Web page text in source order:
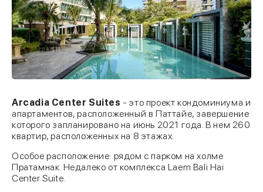
Arcadia Center Suites - это проект кондоминиума и
апартаментов, расположенный в Паттайе, завершение
которого запланировано на июнь 2021 года. В нем 260
квартир, расположенных на 8 этажах.
Особое расположение: рядом с парком на холме
Пратамнак. Недалеко от комплекса Laem Bali Hai
Center Suite.